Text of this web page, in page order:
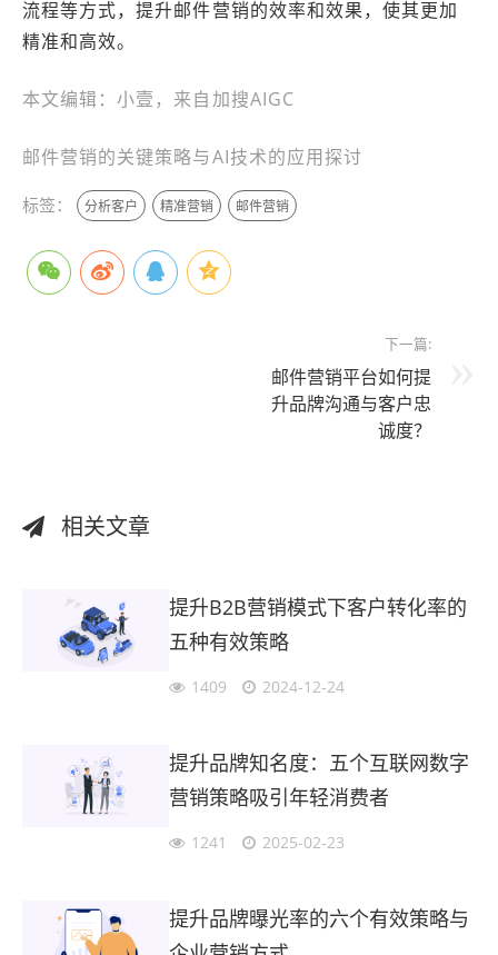
流程等方式，提升邮件营销的效率和效果，使其更加
精准和高效。
本文编辑：小壹，来自加搜AIGC
邮件营销的关键策略与AI技术的应用探讨
标签： 分析客户 精准营销 邮件营销
下一篇:
邮件营销平台如何提
升品牌沟通与客户忠
诚度？
相关文章
提升B2B营销模式下客户转化率的
五种有效策略
1409 2024-12-24
提升品牌知名度：五个互联网数字
营销策略吸引年轻消费者
1241 2025-02-23
提升品牌曝光率的六个有效策略与